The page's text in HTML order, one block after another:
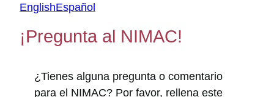
EnglishEspañol
¡Pregunta al NIMAC!
¿Tienes alguna pregunta o comentario
para el NIMAC? Por favor, rellena este